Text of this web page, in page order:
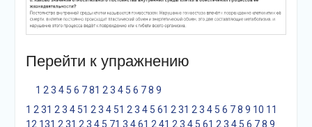
Перейти к упражнению
1 2 3 4 5 6 7 81 2 3 4 5 6 7 8 9
1 2 31 2 3 4 51 2 3 4 51 2 3 4 5 61 2 31 2 3 4 5 6 7 8 9 10 11
12 131 2 31 2 3 4 5 71 3 4 61 2 41 2 3 4 5 61 2 3 4 5 6 7 8 9